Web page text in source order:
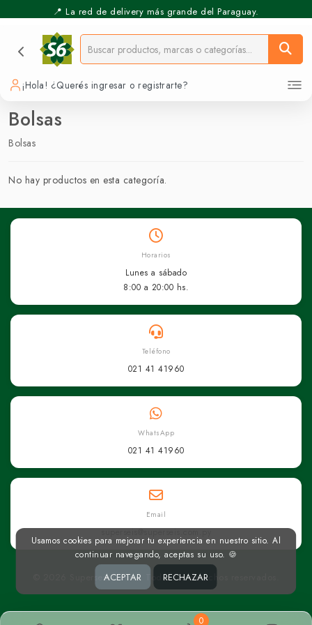
📍 La red de delivery más grande del Paraguay.
¡Hola! ¿Querés ingresar o registrarte?
Bolsas
Bolsas
No hay productos en esta categoría.
0
Horarios
Lunes a sábado
8:00 a 20:00 hs.
Teléfono
021 41 41960
WhatsApp
021 41 41960
Email
superseis@superseis.com.py
© 2026 Superseis Online. Todos los derechos reservados.
Usamos cookies para mejorar tu experiencia en nuestro sitio. Al
continuar navegando, aceptas su uso. 🍪
ACEPTAR RECHAZAR